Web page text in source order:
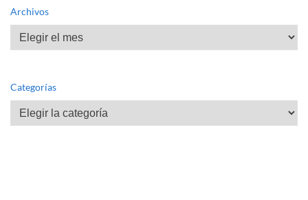
Archivos
Archivos
Categorías
Categorías